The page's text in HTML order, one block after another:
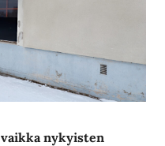
nykyisten